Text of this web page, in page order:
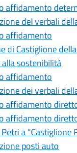
affidamento
del verbali
affidamento
di Castiglione
sostenibilità
affidamento
dei verbali
affidamento
affidamento
a
posti auto